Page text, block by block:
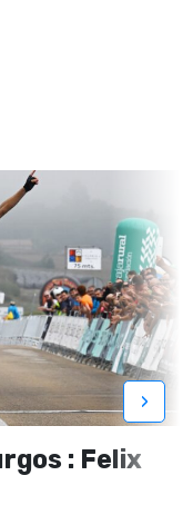
: Felix
›